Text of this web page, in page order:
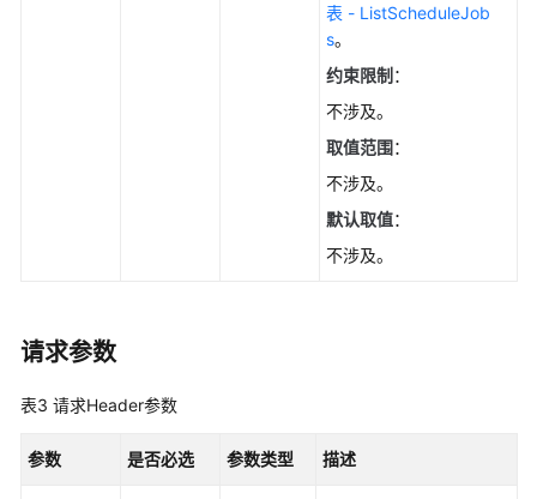
格
实
表 - ListScheduleJob
s。
约束限制 ：
不涉及。
取值范围：
不涉及。
默认取值：
不涉及。
请求参数
表3 请求Header参数
参数 是否必选 参数类型 描述